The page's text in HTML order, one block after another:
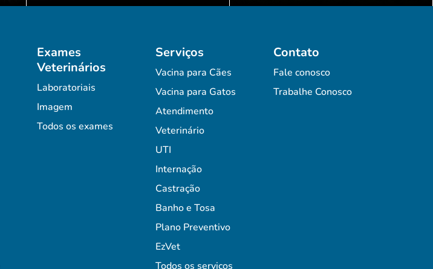
Exames
Veterinários
Laboratoriais
Imagem
Todos os exames
Serviços
Vacina para Cães
Vacina para Gatos
Atendimento
Veterinário
UTI
Internação
Castração
Banho e Tosa
Plano Preventivo
EzVet
Todos os serviços
Contato
Fale conosco
Trabalhe Conosco